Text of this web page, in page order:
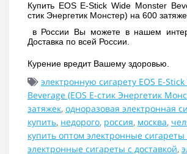
Купить EOS E-Stick Wide Monster
стик Энергетик Монстер) на 600
в России Вы можете в нашем
Доставка по всей России.
Курение вредит Вашему здоровью.
электронную сигарету EOS E-
Beverage (EOS Е-стик Энергетик
затяжек, одноразовая электронная
купить, недорого, россия, москва,
купить оптом электронные сигареты
электронные сигареты с доставкой,